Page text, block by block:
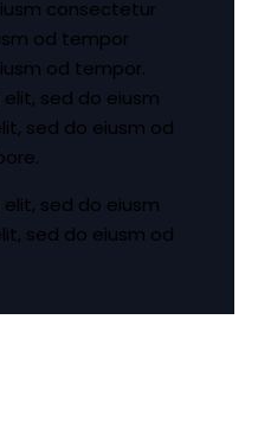
consectetur
od tempor
od tempor.
sed do eiusm
sed do eiusm od
sed do eiusm
sed do eiusm od